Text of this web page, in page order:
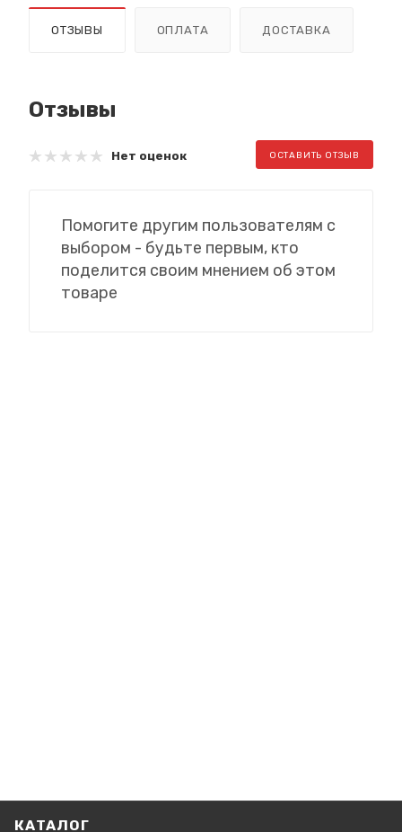
ОТЗЫВЫ ОПЛАТА ДОСТАВКА
Отзывы
Нет оценок ОСТАВИТЬ ОТЗЫВ
Помогите другим пользователям с
выбором - будьте первым, кто
поделится своим мнением об этом
товаре
КАТАЛОГ